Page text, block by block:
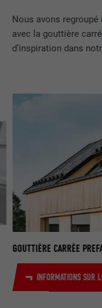
Nous avons
avec la gouttière
d’inspiration dans
GOUTTIÈRE CARRÉE
INFORMATIONS SUR